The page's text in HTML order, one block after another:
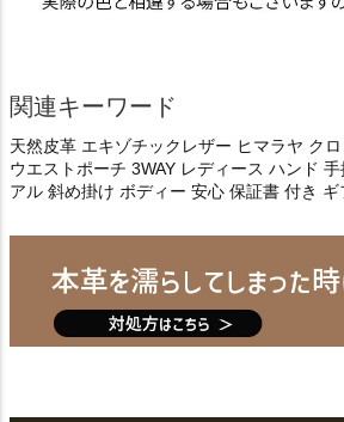
関連キーワード
天然皮革 エキゾチックレザー ヒマラヤ ク
ウエストポーチ 3WAY レディース ハンド
アル 斜め掛け ボディー 安心 保証書 付き